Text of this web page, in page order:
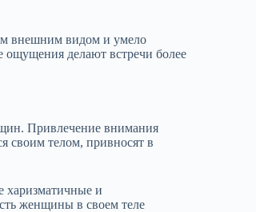
внешним видом и умело
ощущения делают встречи более
Привлечение внимания
своим телом, привносят в
харизматичные и
женщины в своем теле